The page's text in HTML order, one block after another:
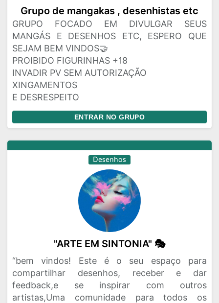
Grupo de mangakas , desenhistas etc
GRUPO FOCADO EM DIVULGAR SEUS
MANGÁS E DESENHOS ETC, ESPERO QUE
SEJAM BEM VINDOS🤝
PROIBIDO FIGURINHAS +18
INVADIR PV SEM AUTORIZAÇÃO
XINGAMENTOS
E DESRESPEITO
ENTRAR NO GRUPO
Desenhos
"ARTE EM SINTONIA" 🎭
“bem vindos! Este é o seu espaço para
compartilhar desenhos, receber e dar
feedback,e se inspirar com outros
artistas,Uma comunidade para todos os